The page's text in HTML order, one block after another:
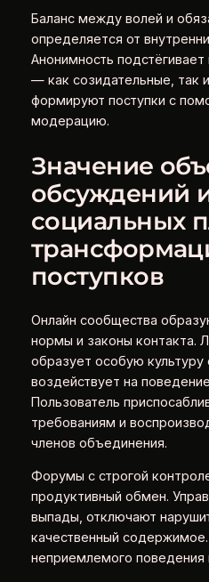
Баланс между волей и
определяется от
Анонимность
— как созидательные, так
формируют поступки с
модерацию.
Значение
обсуждений
социальных
поступков
Онлайн сообщества
нормы и законы контакта.
образует особую
воздействует на
Пользователь
требованиям и
членов объединения.
Форумы с строгой
продуктивный обмен.
выпады, отключают
качественный
неприемлемого поведения